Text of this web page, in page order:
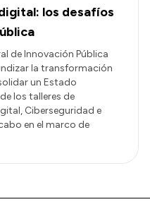
los desafíos
de Innovación Pública
la transformación
un Estado
los talleres de
Ciberseguridad e
en el marco de